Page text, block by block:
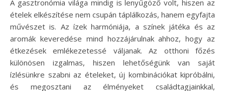
A gasztronómia világa mindig is lenyűgöző volt, hiszen az
ételek elkészítése nem csupán táplálkozás, hanem egyfajta
művészet is. Az ízek harmóniája, a színek játéka és az
aromák keveredése mind hozzájárulnak ahhoz, hogy az
étkezések emlékezetessé váljanak. Az otthoni főzés
különösen izgalmas, hiszen lehetőségünk van saját
ízlésünkre szabni az ételeket, új kombinációkat kipróbálni,
és megosztani az élményeket családtagjainkkal,